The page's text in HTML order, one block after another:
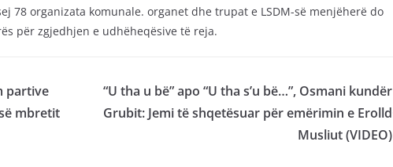
78 organizata komunale. organet dhe trupat e LSDM-së menjëherë do
për zgjedhjen e udhëheqësive të reja.
partive
mbretit
“U tha u bë” apo “U tha s’u bë…”, Osmani kundër
Grubit: Jemi të shqetësuar për emërimin e Erolld
Musliut (VIDEO)